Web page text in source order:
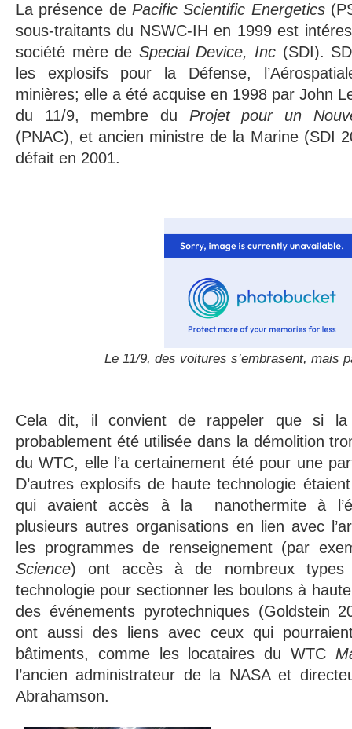
La présence de Pacific Scientific Energetics
sous-traitants du NSWC-IH en 1999 est
société mère de Special Device, Inc (SDI).
les explosifs pour la Défense,
minières; elle a été acquise en 1998 par John
du 11/9, membre du Projet pour un
(PNAC), et ancien ministre de la Marine (SDI
défait en 2001.
Le 11/9, des voitures s’embrasent, mais
Cela dit, il convient de rappeler que si la
probablement été utilisée dans la démolition
du WTC, elle l’a certainement été pour une
D’autres explosifs de haute technologie
qui avaient accès à la nanothermite à
plusieurs autres organisations en lien avec
les programmes de renseignement (par
Science) ont accès à de nombreux types
technologie pour sectionner les boulons à
des événements pyrotechniques (Goldstein
ont aussi des liens avec ceux qui
bâtiments, comme les locataires du WTC
l’ancien administrateur de la NASA et
Abrahamson.